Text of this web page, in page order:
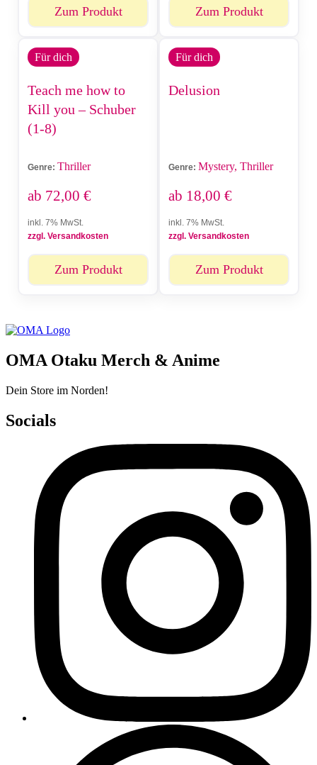
Zum Produkt Zum Produkt
Für dich
Teach me how to
Kill you – Schuber
(1-8)
Genre: Thriller
ab 72,00 €
inkl. 7% MwSt.
zzgl. Versandkosten
Zum Produkt
Für dich
Delusion
Genre: Mystery, Thriller
ab 18,00 €
inkl. 7% MwSt.
zzgl. Versandkosten
Zum Produkt
OMA Otaku Merch & Anime
Dein Store im Norden!
Socials